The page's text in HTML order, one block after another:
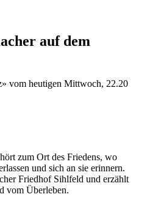
auf dem
vom heutigen Mittwoch, 22.20
zum Ort des Friedens, wo
und sich an sie erinnern.
Friedhof Sihlfeld und erzählt
vom Überleben.